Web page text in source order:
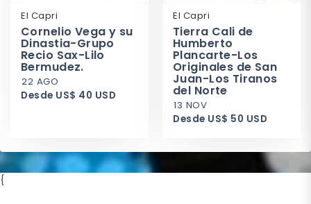
El Capri
Cornelio Vega y su
Dinastia-Grupo
Recio Sax-Lilo
Bermudez.
22 AGO
Desde US$ 40 USD
El Capri
Tierra Cali de
Humberto
Plancarte-Los
Originales de San
Juan-Los Tiranos
del Norte
13 NOV
Desde US$ 50 USD
{